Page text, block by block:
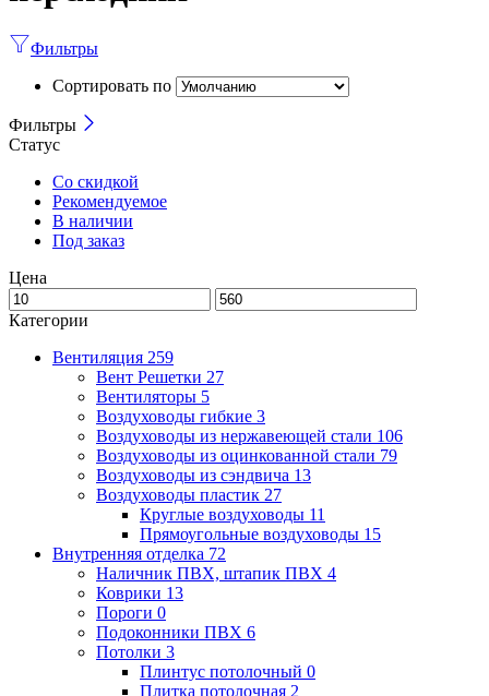
Фильтры
Сортировать по
Фильтры
Статус
Со скидкой
Рекомендуемое
В наличии
Под заказ
Цена
Категории
Вентиляция 259
Вент Решетки 27
Вентиляторы 5
Воздуховоды гибкие 3
Воздуховоды из нержавеющей стали 106
Воздуховоды из оцинкованной стали 79
Воздуховоды из сэндвича 13
Воздуховоды пластик 27
Круглые воздуховоды 11
Прямоугольные воздуховоды 15
Внутренняя отделка 72
Наличник ПВХ, штапик ПВХ 4
Коврики 13
Пороги 0
Подоконники ПВХ 6
Потолки 3
Плинтус потолочный 0
Плитка потолочная 2